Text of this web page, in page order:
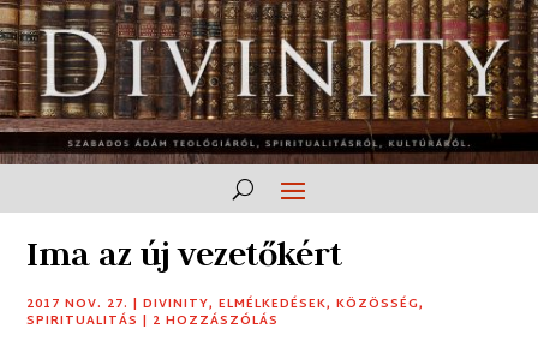
Ima az új vezetőkért
2017 NOV. 27. |DIVINITY,ELMÉLKEDÉSEK,KÖZÖSSÉG,
SPIRITUALITÁS | 2 HOZZÁSZÓLÁS